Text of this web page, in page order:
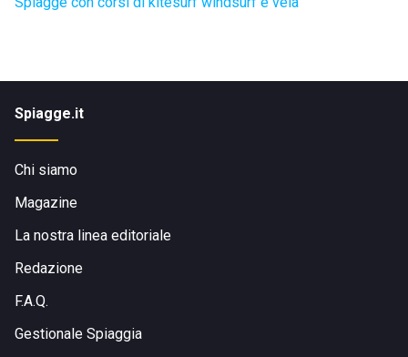
Spiagge.it
Chi siamo
Magazine
La nostra linea editoriale
Redazione
F.A.Q.
Gestionale Spiaggia